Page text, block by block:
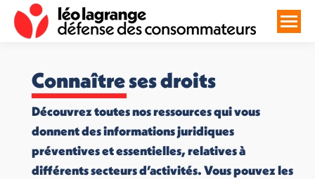
Connaître ses droits
Découvrez toutes nos ressources qui vous
donnent des informations juridiques
préventives et essentielles, relatives à
différents secteurs d’activités. Vous pouvez les